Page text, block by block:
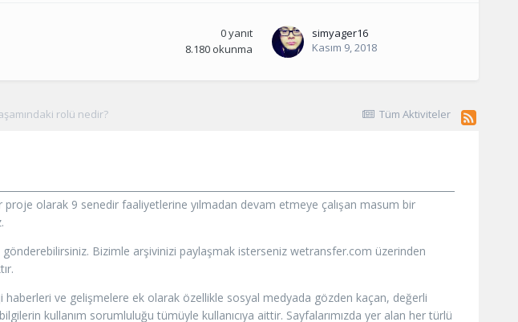
0yanıt
8.180 okunma
simyager16
Kasım 9, 2018
Tüm Aktiviteler
rolü nedir?
olarak 9 senedir faaliyetlerine yılmadan devam etmeye çalışan masum bir
Bizimle arşivinizi paylaşmak isterseniz wetransfer.com üzerinden
ve gelişmelere ek olarak özellikle sosyal medyada gözden kaçan, değerli
kullanım sorumluluğu tümüyle kullanıcıya aittir. Sayfalarımızda yer alan her türlü